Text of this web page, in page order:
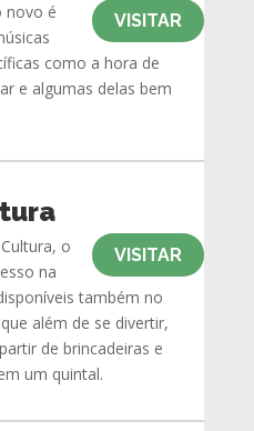
VISITAR
novo é
como a hora de
e algumas delas bem
VISITAR
o
na
também no
além de se divertir,
de brincadeiras e
um quintal.